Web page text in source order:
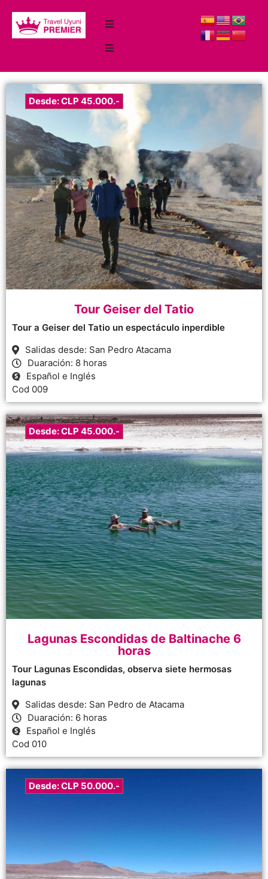
Desde: CLP 45.000.-
Tour Geiser del Tatio
Tour a Geiser del Tatio un espectáculo inperdible
Salidas desde: San Pedro Atacama
Duaración: 8 horas
Español e Inglés
Cod 009
Desde: CLP 45.000.-
Lagunas Escondidas de Baltinache 6
horas
Tour Lagunas Escondidas, observa siete hermosas
lagunas
Salidas desde: San Pedro de Atacama
Duaración: 6 horas
Español e Inglés
Cod 010
Desde: CLP 50.000.-